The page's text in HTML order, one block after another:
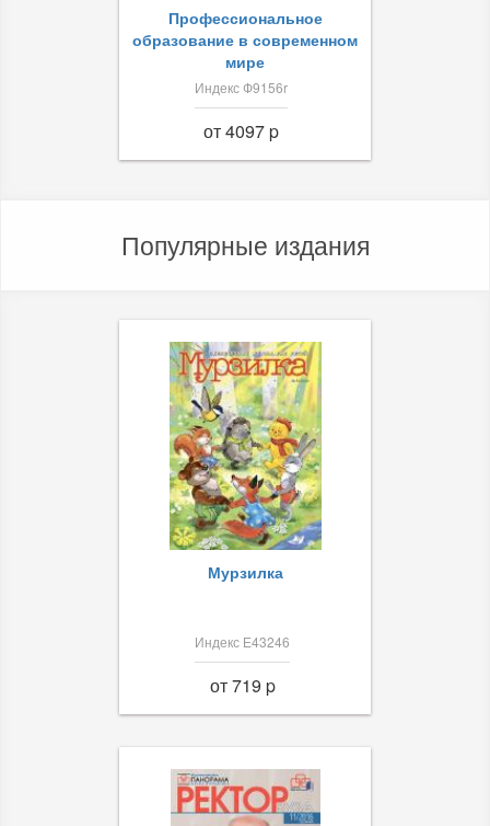
Профессиональное
образование в современном
мире
Индекс Ф9156r
от 4097 p
Популярные издания
Мурзилка
Индекс Е43246
от 719 p